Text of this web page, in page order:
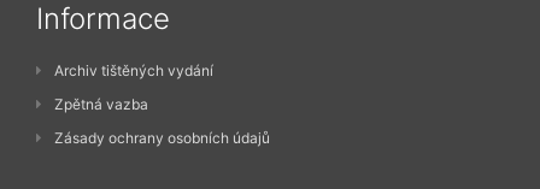
Informace
Archiv tištěných vydání
Zpětná vazba
Zásady ochrany osobních údajů